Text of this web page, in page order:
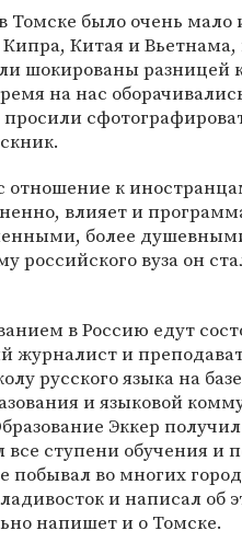
Томске было очень
Кипра, Китая и
шокированы разницей
на нас
отношение к
влияет и
более
российского вуза он
в Россию едут
журналист и
русского языка на
и языковой
Эккер
ступени обучения и
побывал во многих
и написал об
напишет и о Томске.